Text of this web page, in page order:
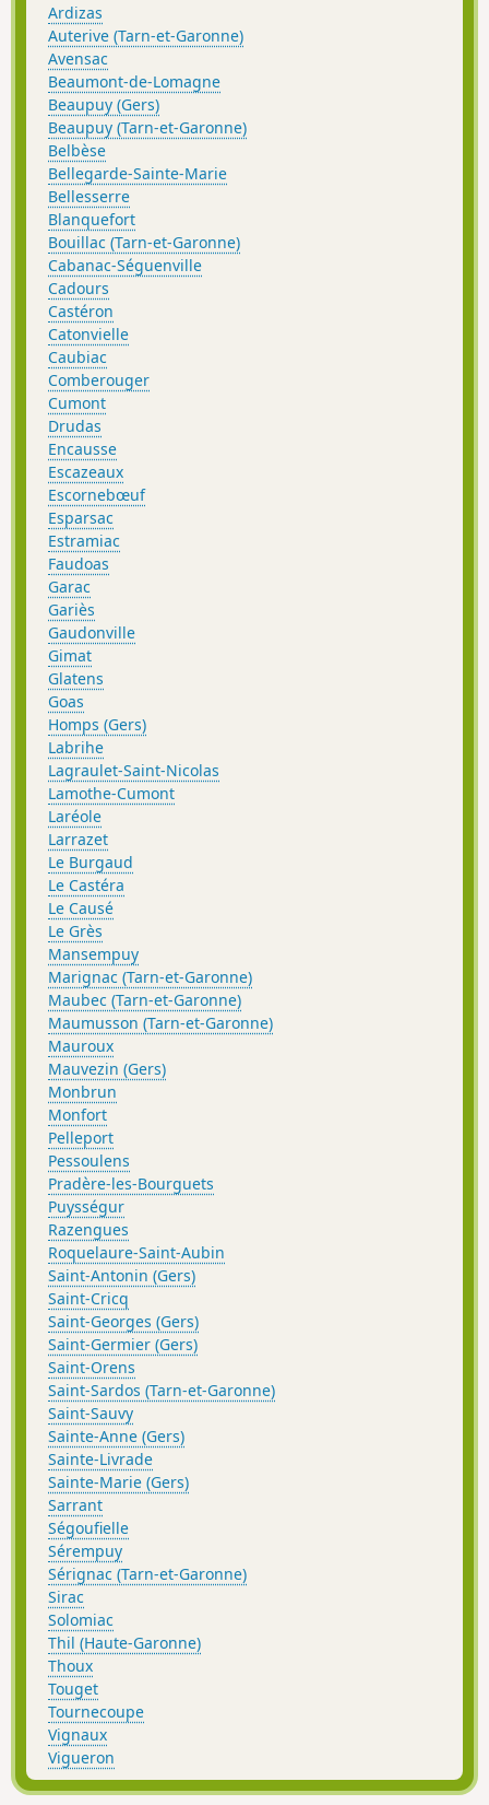
Ardizas
Auterive (Tarn-et-Garonne)
Avensac
Beaumont-de-Lomagne
Beaupuy (Gers)
Beaupuy (Tarn-et-Garonne)
Belbèse
Bellegarde-Sainte-Marie
Bellesserre
Blanquefort
Bouillac (Tarn-et-Garonne)
Cabanac-Séguenville
Cadours
Castéron
Catonvielle
Caubiac
Comberouger
Cumont
Drudas
Encausse
Escazeaux
Escornebœuf
Esparsac
Estramiac
Faudoas
Garac
Gariès
Gaudonville
Gimat
Glatens
Goas
Homps (Gers)
Labrihe
Lagraulet-Saint-Nicolas
Lamothe-Cumont
Laréole
Larrazet
Le Burgaud
Le Castéra
Le Causé
Le Grès
Mansempuy
Marignac (Tarn-et-Garonne)
Maubec (Tarn-et-Garonne)
Maumusson (Tarn-et-Garonne)
Mauroux
Mauvezin (Gers)
Monbrun
Monfort
Pelleport
Pessoulens
Pradère-les-Bourguets
Puysségur
Razengues
Roquelaure-Saint-Aubin
Saint-Antonin (Gers)
Saint-Cricq
Saint-Georges (Gers)
Saint-Germier (Gers)
Saint-Orens
Saint-Sardos (Tarn-et-Garonne)
Saint-Sauvy
Sainte-Anne (Gers)
Sainte-Livrade
Sainte-Marie (Gers)
Sarrant
Ségoufielle
Sérempuy
Sérignac (Tarn-et-Garonne)
Sirac
Solomiac
Thil (Haute-Garonne)
Thoux
Touget
Tournecoupe
Vignaux
Vigueron